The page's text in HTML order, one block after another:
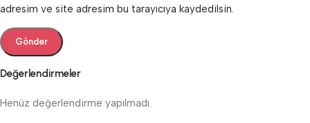
Değerlendirmeler
Henüz değerlendirme yapılmadı.
adresim ve site adresim bu tarayıcıya kaydedilsin.